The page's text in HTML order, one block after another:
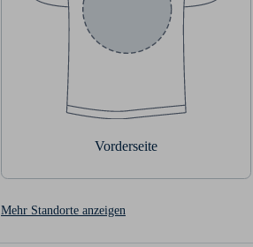
Vorderseite
Mehr Standorte anzeigen